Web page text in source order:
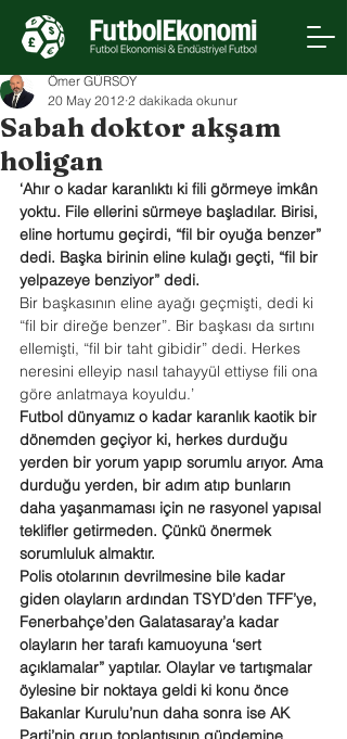
Sabah doktor akşam
holigan
Ömer GÜRSOY
20 May 2012 2 dakikada okunur
‘Ahır o kadar karanlıktı ki fili görmeye imkân
yoktu. File ellerini sürmeye başladılar. Birisi,
eline hortumu geçirdi, “fil bir oyuğa benzer”
dedi. Başka birinin eline kulağı geçti, “fil bir
yelpazeye benziyor” dedi.
Bir başkasının eline ayağı geçmişti, dedi ki
“fil bir direğe benzer”. Bir başkası da sırtını
ellemişti, “fil bir taht gibidir” dedi. Herkes
neresini elleyip nasıl tahayyül ettiyse fili ona
göre anlatmaya koyuldu.’
Futbol dünyamız o kadar karanlık kaotik bir
dönemden geçiyor ki, herkes durduğu
yerden bir yorum yapıp sorumlu arıyor. Ama
durduğu yerden, bir adım atıp bunların
daha yaşanmaması için ne rasyonel yapısal
teklifler getirmeden. Çünkü önermek
sorumluluk almaktır.
Polis otolarının devrilmesine bile kadar
giden olayların ardından TSYD’den TFF’ye,
Fenerbahçe’den Galatasaray’a kadar
olayların her tarafı kamuoyuna ‘sert
açıklamalar” yaptılar. Olaylar ve tartışmalar
öylesine bir noktaya geldi ki konu önce
Bakanlar Kurulu’nun daha sonra ise AK